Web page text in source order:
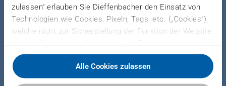
zulassen“ erlauben Sie Dieffenbacher den Einsatz von
Technologien wie Cookies, Pixeln, Tags, etc. („Cookies“),
welche nicht zur Sicherstellung der Funktion der Website
Dieffenbacher arbeitet hierfür mit Drittanbietern
zusammen und teilt Daten zu Ihrer Nutzung unserer
Website mit diesen. Sie können auswählen, ob Sie alle
Alle Cookies zulassen
Produkte
Mehr erfahren